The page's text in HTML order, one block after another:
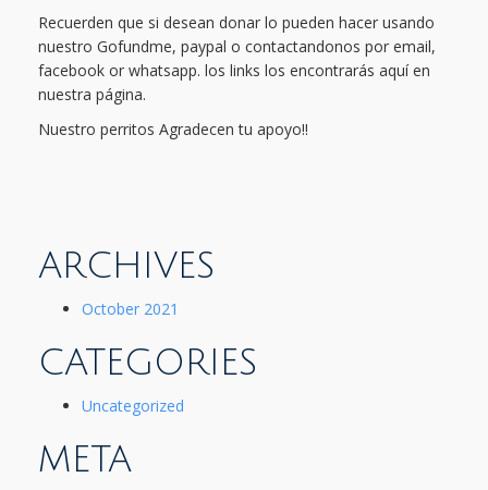
Recuerden que si desean donar lo pueden hacer usando
nuestro Gofundme, paypal o contactandonos por email,
facebook or whatsapp. los links los encontrarás aquí en
nuestra página.
Nuestro perritos Agradecen tu apoyo!!
ARCHIVES
October 2021
CATEGORIES
Uncategorized
META